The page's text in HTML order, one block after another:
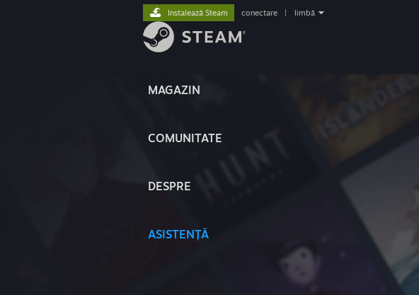
MAGAZIN
COMUNITATE
DESPRE
ASISTENȚĂ
Instalează Steam conectare limbă